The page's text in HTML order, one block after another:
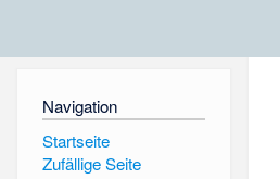
Navigation
Startseite
Zufällige Seite